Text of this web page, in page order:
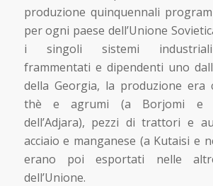
produzione quinquennali
per ogni paese dell’Unione
i singoli sistemi
frammentati e dipendenti uno
della Georgia, la produzione era
thè e agrumi (a Borjomi e
dell’Adjara), pezzi di trattori e
acciaio e manganese (a Kutaisi e
erano poi esportati nelle
dell’Unione.